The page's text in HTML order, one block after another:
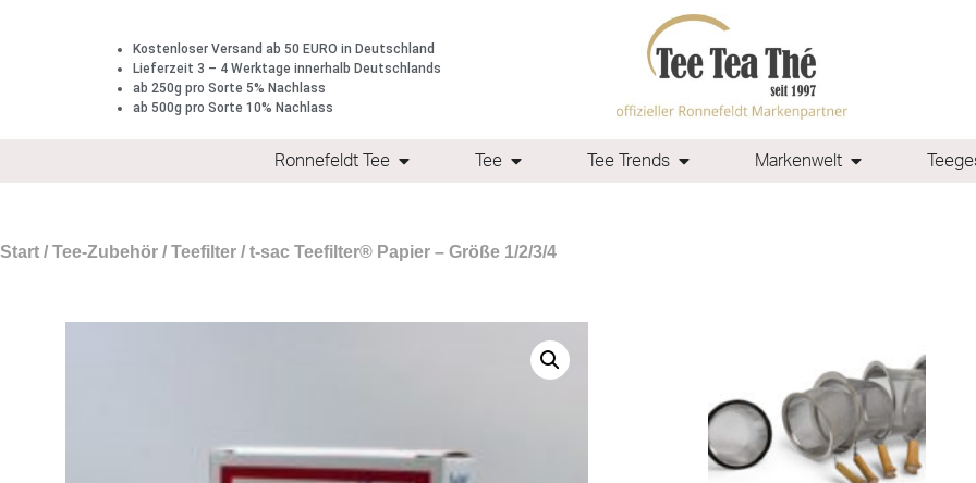
Kostenloser Versand ab 50 EURO in Deutschland
Lieferzeit 3 – 4 Werktage innerhalb Deutschlands
ab 250g pro Sorte 5% Nachlass
ab 500g pro Sorte 10% Nachlass
Ronnefeldt Tee Tee Tee Trends Markenwelt
Start / Tee-Zubehör / Teefilter / t-sac Teefilter® Papier – Größe 1/2/3/4